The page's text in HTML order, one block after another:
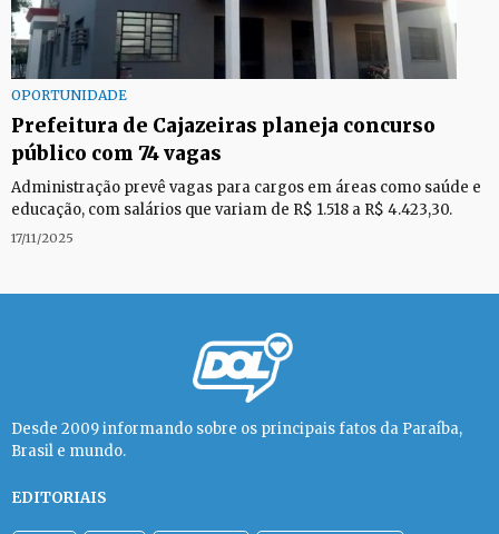
OPORTUNIDADE
Prefeitura de Cajazeiras planeja concurso
público com 74 vagas
Administração prevê vagas para cargos em áreas como saúde e
educação, com salários que variam de R$ 1.518 a R$ 4.423,30.
17/11/2025
Desde 2009 informando sobre os principais fatos da Paraíba,
Brasil e mundo.
EDITORIAIS